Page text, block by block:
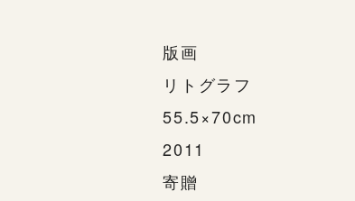
版画
リトグラフ
55.5×70cm
2011
寄贈